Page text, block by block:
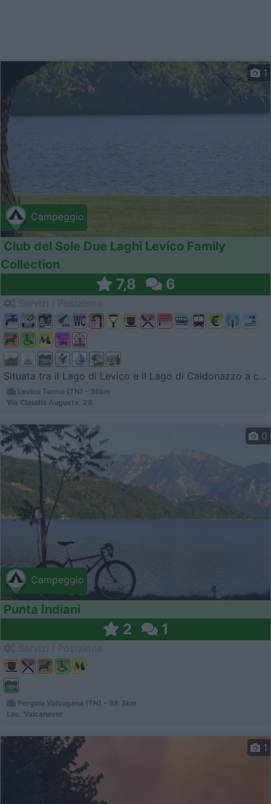
Campeggio
1
Club del Sole Due Laghi Levico Family
Collection
7,8 6
Situata tra il Lago di Levico e il Lago di Caldonazzo a c...
Levico Terme (TN) - 36km
Via Claudia Augusta, 29
Campeggio
0
Punta Indiani
2 1
Pergine Valsugana (TN) - 38.3km
Loc. Valcanover
1